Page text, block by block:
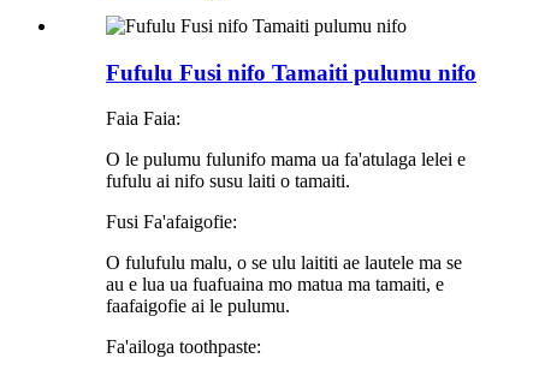
Fufulu Fusi nifo Tamaiti pulumu nifo
Faia Faia:
O le pulumu fulunifo mama ua fa'atulaga lelei e
fufulu ai nifo susu laiti o tamaiti.
Fusi Fa'afaigofie:
O fulufulu malu, o se ulu laititi ae lautele ma se
au e lua ua fuafuaina mo matua ma tamaiti, e
faafaigofie ai le pulumu.
Fa'ailoga toothpaste: